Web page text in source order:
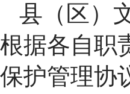
县（区）
根据各自职
保护管理协